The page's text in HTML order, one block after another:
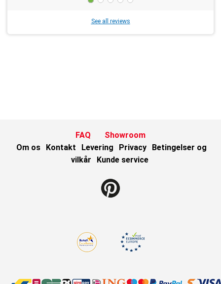
See all reviews
FAQ
Showroom
Om os
Kontakt Levering Privacy
Betingelser og
vilkår
Kunde service